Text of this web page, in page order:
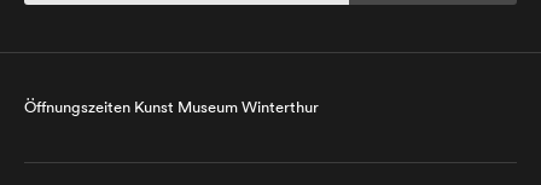
Öffnungszeiten Kunst Museum Winterthur